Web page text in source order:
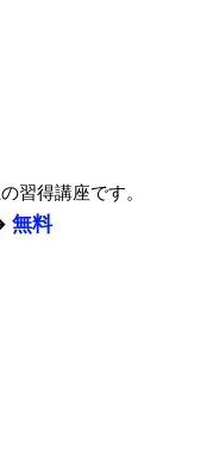
習得講座です。
無料